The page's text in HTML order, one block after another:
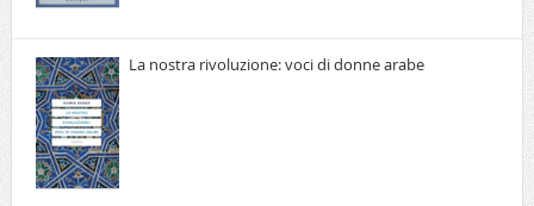
La nostra rivoluzione: voci di donne arabe